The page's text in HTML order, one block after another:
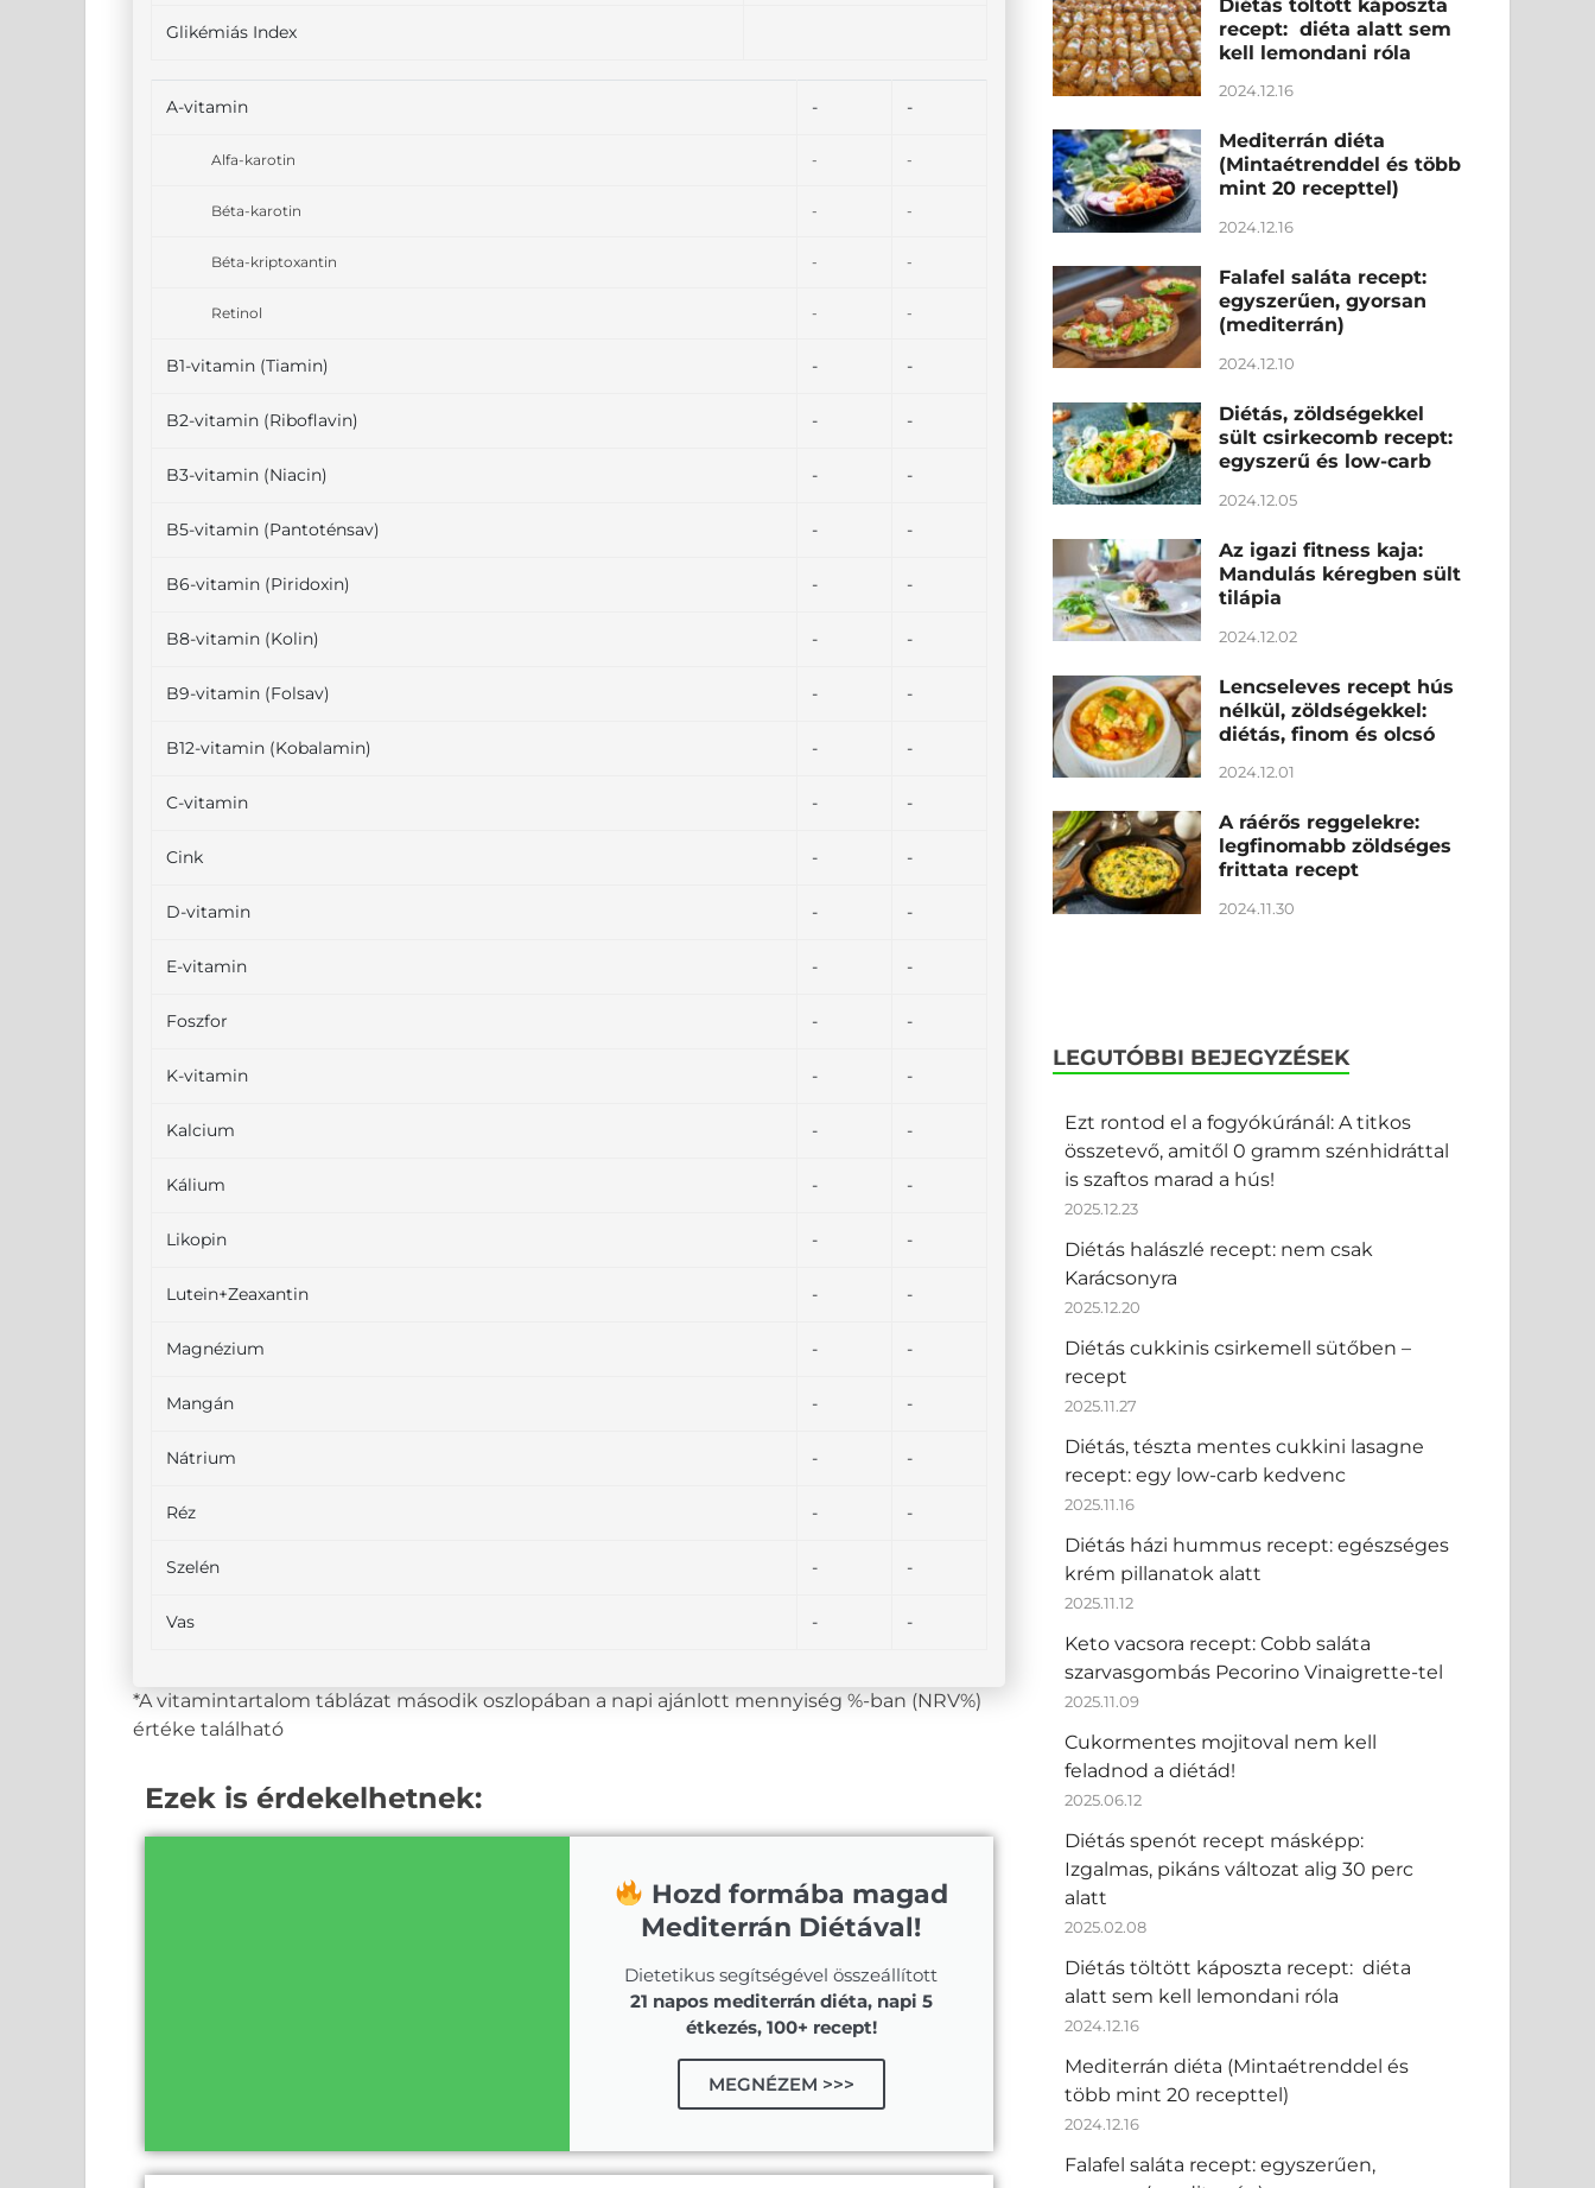
Glikémiás Index
A-vitamin - -
Alfa-karotin - -
Béta-karotin - -
Béta-kriptoxantin - -
Retinol - -
B1-vitamin (Tiamin) - -
B2-vitamin (Riboflavin) - -
B3-vitamin (Niacin) - -
B5-vitamin (Pantoténsav) - -
B6-vitamin (Piridoxin) - -
B8-vitamin (Kolin) - -
B9-vitamin (Folsav) - -
B12-vitamin (Kobalamin) - -
C-vitamin - -
Cink - -
D-vitamin - -
E-vitamin - -
Foszfor - -
K-vitamin - -
Kalcium - -
Kálium - -
Likopin - -
Lutein+Zeaxantin - -
Magnézium - -
Mangán - -
Nátrium - -
Réz - -
Szelén - -
Vas - -
*A vitamintartalom táblázat második oszlopában a napi ajánlott mennyiség %-ban (NRV%)
értéke található
Ezek is érdekelhetnek:
Hozd formába magad
Mediterrán Diétával!
Dietetikus segítségével összeállított
21 napos mediterrán diéta, napi 5
étkezés, 100+ recept!
MEGNÉZEM >>>
Diétás töltött káposzta
recept: diéta alatt sem
kell lemondani róla
2024.12.16
Mediterrán diéta
(Mintaétrenddel és több
mint 20 recepttel)
2024.12.16
Falafel saláta recept:
egyszerűen, gyorsan
(mediterrán)
2024.12.10
Diétás, zöldségekkel
sült csirkecomb recept:
egyszerű és low-carb
2024.12.05
Az igazi fitness kaja:
Mandulás kéregben sült
tilápia
2024.12.02
Lencseleves recept hús
nélkül, zöldségekkel:
diétás, finom és olcsó
2024.12.01
A ráérős reggelekre:
legfinomabb zöldséges
frittata recept
2024.11.30
LEGUTÓBBI BEJEGYZÉSEK
Ezt rontod el a fogyókúránál: A titkos
összetevő, amitől 0 gramm szénhidráttal
is szaftos marad a hús!
2025.12.23
Diétás halászlé recept: nem csak
Karácsonyra
2025.12.20
Diétás cukkinis csirkemell sütőben –
recept
2025.11.27
Diétás, tészta mentes cukkini lasagne
recept: egy low-carb kedvenc
2025.11.16
Diétás házi hummus recept: egészséges
krém pillanatok alatt
2025.11.12
Keto vacsora recept: Cobb saláta
szarvasgombás Pecorino Vinaigrette-tel
2025.11.09
Cukormentes mojitoval nem kell
feladnod a diétád!
2025.06.12
Diétás spenót recept másképp:
Izgalmas, pikáns változat alig 30 perc
alatt
2025.02.08
Diétás töltött káposzta recept: diéta
alatt sem kell lemondani róla
2024.12.16
Mediterrán diéta (Mintaétrenddel és
több mint 20 recepttel)
2024.12.16
Falafel saláta recept: egyszerűen,